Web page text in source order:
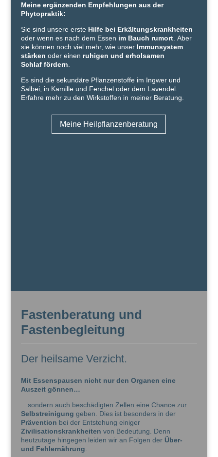
Meine ergänzenden Empfehlungen aus der
Phytopraktik:
Sie sind unsere erste Hilfe bei Erkältungskrankheiten
oder wenn es nach dem Essen im Bauch rumort. Aber
sie können noch viel mehr, wie unser Immunsystem
stärken oder einen ruhigen und erholsamen
Schlaffördern
Es sind die sekundäre Pflanzenstoffe im Ingwer und
Salbei, in Kamille und Fenchel oder dem Lavendel.
Erfahre mehr zu den Wirkstoffen in meiner Beratung.
Meine Heilpflanzenberatung
Fastenberatung und
Fastenbegleitung
Der heilsame Verzicht.
Mit Essenspausen nicht nur den Organen eine
Auszeit gönnen…
…sondern auch beschädigten Zellen eine Chance zur
Selbstreinigung geben. Dies ist besonders in der
Prävention bei der Entstehung einiger
Zivilisationskrankheiten von Bedeutung. Denn
heutzutage hingegen leiden wir an Folgen der Über-
und Fehlernährung